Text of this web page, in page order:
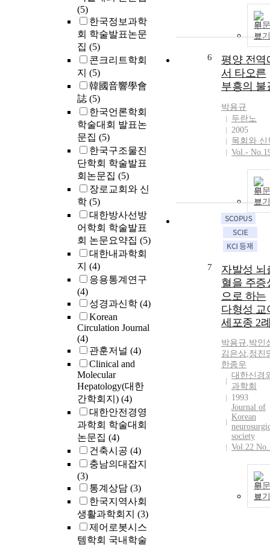
(5)
한국정보과학
회 학술발표논문
집 (5)
콘크리트학회
지 (5)
韓國音響學會
誌 (5)
한국언론학회
학술대회 발표논
문집 (5)
한국구조물진
단학회 학술발표
회논문집 (5)
장로교회와 신
학 (5)
대한방사선방
어학회 학술발표
회 논문요약집 (5)
대한내과학회
지 (4)
응용통계연구
(4)
성경과신학 (4)
Korean
Circulation Journal
(4)
관훈저널 (4)
Clinical and
Molecular
Hepatology(대한
간학회지) (4)
대한안전경영
과학회 학술대회
논문집 (4)
건축시공 (4)
충남의대잡지
(3)
통계상담 (3)
한국지역사회
생활과학회지 (3)
제어로봇시스
템학회 국내학술
원문
보기
6
평양 전역
서 타오른
부흥의 불
박용규
두란노
2005
목회와 신
Vol.-
원문
보기
7
자발성 뇌
혈을 주증
으로 하는
다형성 교
세포종 2
박용규,박인
김은상,정진
한종우
대한신경
과학회
1993
Journal of
Korean
society
Vol.22
원문
보기